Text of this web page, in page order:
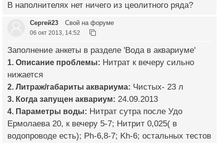
В наполнителях нет ничего из цеолитного ряда?
Сергей23 Свой на форуме
06 окт 2013, 14:52
Заполнение анкеты в разделе 'Вода в аквариуме'
1. Описание проблемы: Нитрат к вечеру сильно
нижается
2. Литраж/габариты аквариума: Чистых- 23 л
3. Когда запущен аквариум: 24.09.2013
4. Параметры воды: Нитрат сутра после Удо
Ермолаева 20, к вечеру 5-7; Нитрит 0,025( в
водопроводе есть); Ph-6,8-7; Kh-6; остальных тестов